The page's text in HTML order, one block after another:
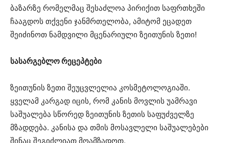
ბაზარზე რომელმაც შესაძლოა პირიქით საფრთხეში
ჩააგდოს თქვენი ჯანმრთელობა, ამიტომ ეცადეთ
შეიძინოთ ნამდვილი მცენარიული ზეითუნის ზეთი!
სასარგებლო რეცეპტები
ზეითუნის ზეთი შეუცვლელია კოსმეტოლოგიაში.
ყველამ კარგად იცის, რომ კანის მოვლის უამრავი
საშუალება სწორედ ზეითუნის ზეთის საფუძველზე
მზადდება. კანისა და თმის მოსავლელი საშუალებები
შინაც შეგიძლიათ მოამზადოთ.